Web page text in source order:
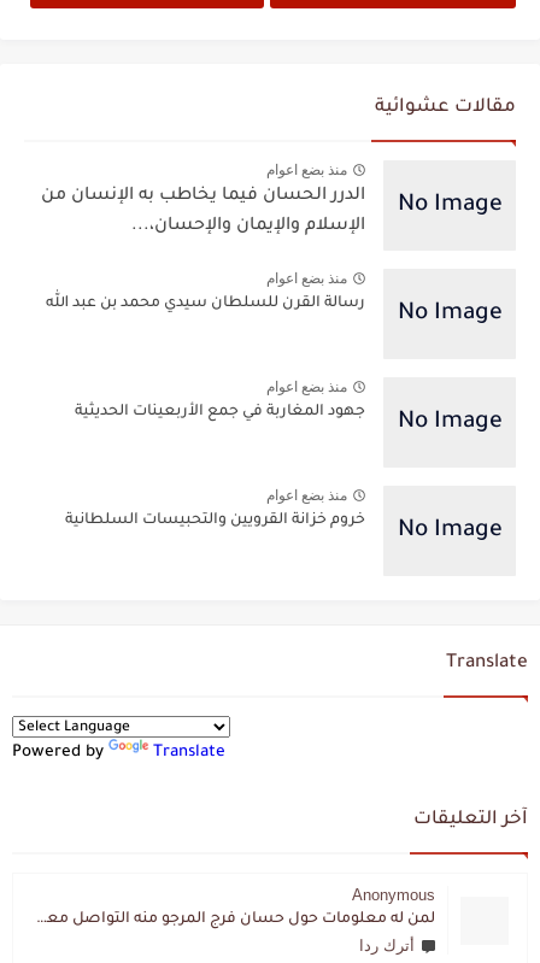
مقالات عشوائية
منذ بضع اعوام
الدرر الحسان فيما يخاطب به الإنسان من
الإسلام والإيمان والإحسان،...
منذ بضع اعوام
رسالة القرن للسلطان سيدي محمد بن عبد الله
منذ بضع اعوام
جهود المغاربة في جمع الأربعينات الحديثية
منذ بضع اعوام
خروم خزانة القرويين والتحبيسات السلطانية
Translate
Powered by Translate
آخر التعليقات
Anonymous
لمن له معلومات حول حسان فرج المرجو منه التواصل معي لقد اختفى تماما و كانت لي به علاقة تواصل خاصة
أترك ردا